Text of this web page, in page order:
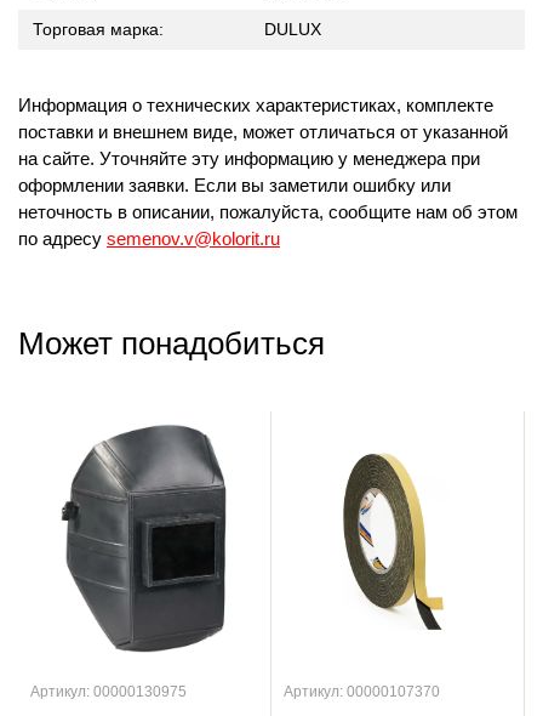
Торговая марка: DULUX
Информация о технических характеристиках, комплекте
поставки и внешнем виде, может отличаться от указанной
на сайте. Уточняйте эту информацию у менеджера при
оформлении заявки. Если вы заметили ошибку или
неточность в описании, пожалуйста, сообщите нам об этом
по адресу semenov.v@kolorit.ru
Может понадобиться
Артикул: 00000130975 Артикул: 00000107370